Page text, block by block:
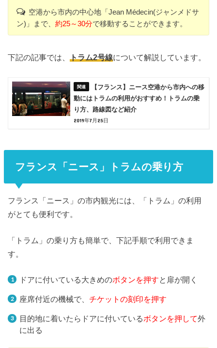
空港から市内の中心地「Jean Médecin(ジャンメドサ
ン)」まで、約25～30分で移動することができます。
下記の記事では、トラム2号線について解説しています。
【フランス】ニース空港から市内への移
動にはトラムの利用がおすすめ！トラムの乗
り方、路線図など紹介
2019年7月25日
フランス「ニース」トラムの乗り方
フランス「ニース」の市内観光には、「トラム」の利用
がとても便利です。
「トラム」の乗り方も簡単で、下記手順で利用できま
す。
ドアに付いている大きめのボタンを押す と扉が開く
座席付近の機械で、 チケットの刻印を押す
目的地に着いたらドアに付いているボタンを押して外
に出る